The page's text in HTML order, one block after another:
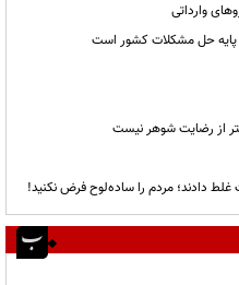
وارداتی
حل مشکلات کشور است
از رضایت شوهر نیست
دادند؛ مردم را ساده‌لوح فرض نکنید!